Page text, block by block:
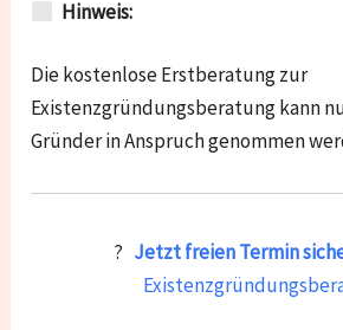
Hinweis:
Die kostenlose Erstberatung zur
Existenzgründungsberatung kann
Gründer in Anspruch genommen
? Jetzt freien Termin